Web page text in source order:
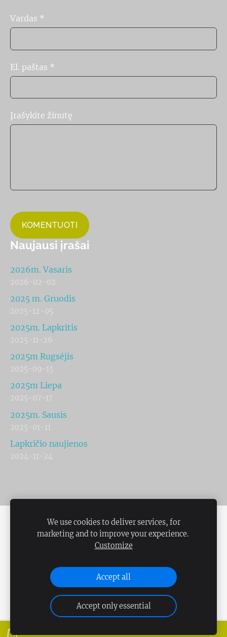
Naujausi įrašai
2026m. Vasaris
2026-02-02
2025 m. Gruodis
2025-12-05
2025m. Lapkritis
2025-11-26
2025m Rugsėjis
2025-09-15
2025m Liepa
2025-07-17
2025m. Sausis
2025-01-11
Lapkričio naujienos
2024-11-24
Vardas *
El. paštas *
Įrašykite žinutę
MŪSŲ GAMINIAI KRAUTUVĖLĖ SLAPUKAI
„Mozello“- lengviausia svetainių
kūrimo priemone.
We use cookies to deliver services, for
marketing and to improve your experience.
Customize
Accept all
Accept only essential